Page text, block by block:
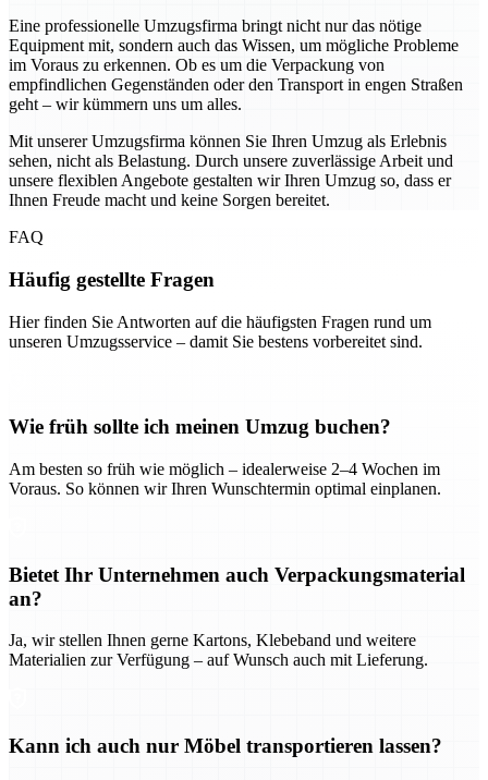
Eine professionelle Umzugsfirma bringt nicht nur das nötige
Equipment mit, sondern auch das Wissen, um mögliche Probleme
im Voraus zu erkennen. Ob es um die Verpackung von
empfindlichen Gegenständen oder den Transport in engen Straßen
geht – wir kümmern uns um alles.
Mit unserer Umzugsfirma können Sie Ihren Umzug als Erlebnis
sehen, nicht als Belastung. Durch unsere zuverlässige Arbeit und
unsere flexiblen Angebote gestalten wir Ihren Umzug so, dass er
Ihnen Freude macht und keine Sorgen bereitet.
FAQ
Häufig gestellte Fragen
Hier finden Sie Antworten auf die häufigsten Fragen rund um
unseren Umzugsservice – damit Sie bestens vorbereitet sind.
Wie früh sollte ich meinen Umzug buchen?
Am besten so früh wie möglich – idealerweise 2–4 Wochen im
Voraus. So können wir Ihren Wunschtermin optimal einplanen.
Bietet Ihr Unternehmen auch Verpackungsmaterial
an?
Ja, wir stellen Ihnen gerne Kartons, Klebeband und weitere
Materialien zur Verfügung – auf Wunsch auch mit Lieferung.
Kann ich auch nur Möbel transportieren lassen?